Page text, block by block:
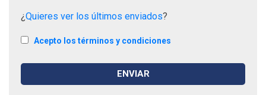
¿Quieres ver los últimos enviados?
Acepto los términos y condiciones